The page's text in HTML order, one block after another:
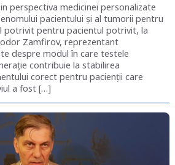
perspectiva medicinei personalizate
pacientului și al tumorii pentru
potrivit pentru pacientul potrivit, la
Zamfirov, reprezentant
despre modul în care testele
contribuie la stabilirea
corect pentru pacienții care
a fost […]